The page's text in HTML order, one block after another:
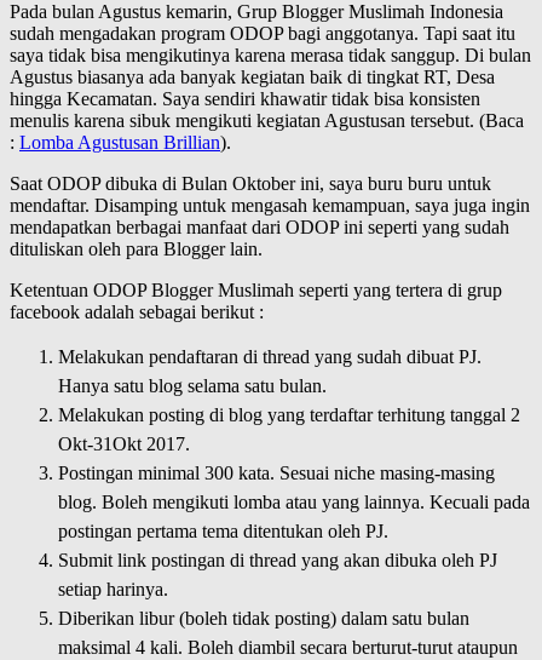
Pada bulan Agustus kemarin, Grup Blogger Muslimah Indonesia
sudah mengadakan program ODOP bagi anggotanya. Tapi saat itu
saya tidak bisa mengikutinya karena merasa tidak sanggup. Di bulan
Agustus biasanya ada banyak kegiatan baik di tingkat RT, Desa
hingga Kecamatan. Saya sendiri khawatir tidak bisa konsisten
menulis karena sibuk mengikuti kegiatan Agustusan tersebut. (Baca
: Lomba Agustusan Brillian).
Saat ODOP dibuka di Bulan Oktober ini, saya buru buru untuk
mendaftar. Disamping untuk mengasah kemampuan, saya juga ingin
mendapatkan berbagai manfaat dari ODOP ini seperti yang sudah
dituliskan oleh para Blogger lain.
Ketentuan ODOP Blogger Muslimah seperti yang tertera di grup
facebook adalah sebagai berikut :
Melakukan pendaftaran di thread yang sudah dibuat PJ.
Hanya satu blog selama satu bulan.
Melakukan posting di blog yang terdaftar terhitung tanggal 2
Okt-31Okt 2017.
Postingan minimal 300 kata. Sesuai niche masing-masing
blog. Boleh mengikuti lomba atau yang lainnya. Kecuali pada
postingan pertama tema ditentukan oleh PJ.
Submit link postingan di thread yang akan dibuka oleh PJ
setiap harinya.
Diberikan libur (boleh tidak posting) dalam satu bulan
maksimal 4 kali. Boleh diambil secara berturut-turut ataupun